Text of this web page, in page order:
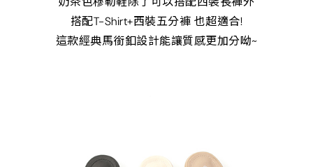
搭配T-Shirt+西裝五分褲 也超適合!
這款經典馬銜釦設計能讓質感更加分呦~